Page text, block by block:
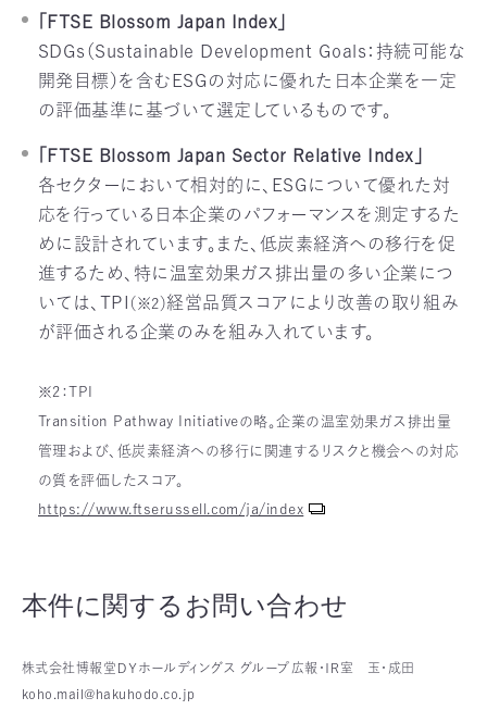
「FTSE Blossom Japan Index」
SDGs（Sustainable Development Goals：持続可能な
開発目標）を含むESGの対応に優れた日本企業を一定
の評価基準に基づいて選定しているものです。
「FTSE Blossom Japan Sector Relative Index」
各セクターにおいて相対的に、ESGについて優れた対
応を行っている日本企業のパフォーマンスを測定するた
めに設計されています。また、低炭素経済への移行を促
進するため、特に温室効果ガス排出量の多い企業につ
いては、TPI （※2）経営品質スコアにより改善の取り組み
が評価される企業のみを組み入れています。
※2：TPI
Transition Pathway Initiativeの略。企業の温室効果ガス排出量
管理および、低炭素経済への移行に関連するリスクと機会への対応
の質を評価したスコア。
https://www.ftserussell.com/ja/index
本件に関するお問い合わせ
株式会社博報堂ＤＹホールディングス グループ広報・ＩＲ室 玉・成田
koho.mail@hakuhodo.co.jp